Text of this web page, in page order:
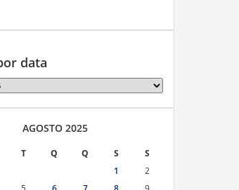
data
AGOSTO 2025
T Q Q S
S
1
2